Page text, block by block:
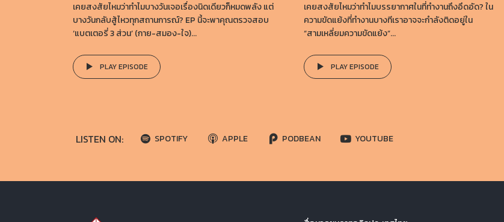
เคยสงสัยไหมว่าทำไมบางวันเจอเรื่องนิดเดียวก็หมดพลัง แต่
บางวันกลับสู้ไหวทุกสถานการณ์? EP นี้จะพาคุณตรวจสอบ
‘แบตเตอรี่ 3 ส่วน’ (กาย-สมอง-ใจ)...
PLAY EPISODE
เคยสงสัยไหมว่าทำไมบรรยากาศในที่ทำงานถึงอึดอัด? ใน
ความขัดแย้งที่ทำงานบางทีเราอาจจะกำลังติดอยู่ใน
“สามเหลี่ยมความขัดแย้ง”...
PLAY EPISODE
LISTEN ON: SPOTIFY APPLE PODBEAN YOUTUBE